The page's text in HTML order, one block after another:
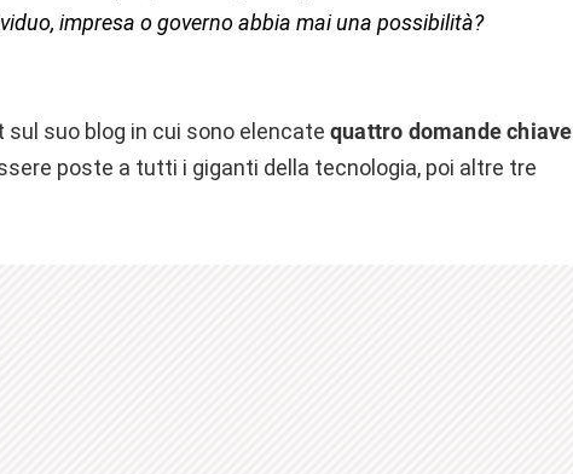
impresa o governo abbia mai una possibilità?
sul suo blog in cui sono elencate quattro domande chiave
poste a tutti i giganti della tecnologia, poi altre tre